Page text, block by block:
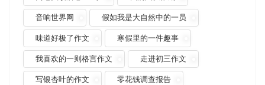
音响世界网 假如我是大自然中的一员
味道好极了作文 寒假里的一件趣事
我喜欢的一则格言作文 走进初三作文
写银杏叶的作文 零花钱调查报告